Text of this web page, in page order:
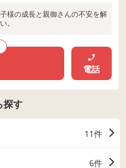
様の成長と親御さんの不安を解
。
電話
探す
11件
6件